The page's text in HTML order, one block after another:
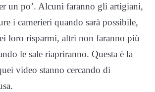
un po’. Alcuni faranno gli artigiani,
i camerieri quando sarà possibile,
loro risparmi, altri non faranno più
le sale riapriranno. Questa è la
video stanno cercando di